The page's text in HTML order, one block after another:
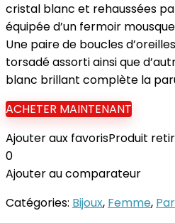
cristal blanc et rehaussées
équipée d’un fermoir
Une paire de boucles
torsadé assorti ainsi que
blanc brillant complète la
ACHETER MAINTENANT
Ajouter aux favorisProduit
0
Ajouter au comparateur
Catégories: Bijoux, Femme,